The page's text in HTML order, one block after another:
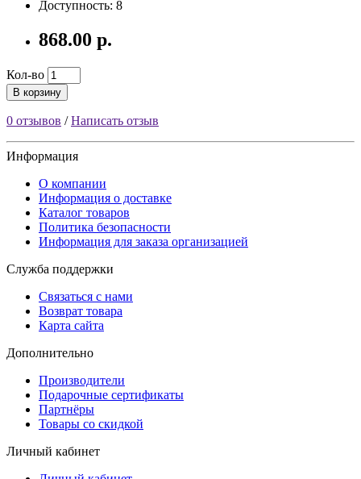
Доступность: 8
868.00 р.
Кол-во
В корзину
0 отзывов /Написать отзыв
Информация
О компании
Информация о доставке
Каталог товаров
Политика безопасности
Информация для заказа организацией
Служба поддержки
Связаться с нами
Возврат товара
Карта сайта
Дополнительно
Производители
Подарочные сертификаты
Партнёры
Товары со скидкой
Личный кабинет